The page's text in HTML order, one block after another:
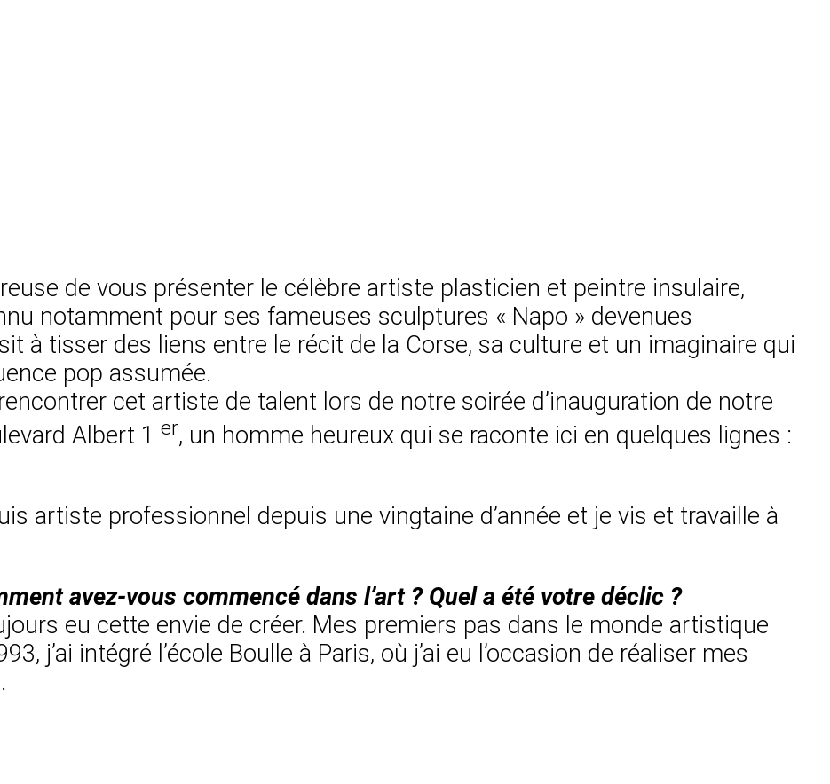
de vous présenter le célèbre artiste plasticien et peintre insulaire,
notamment pour ses fameuses sculptures « Napo » devenues
à tisser des liens entre le récit de la Corse, sa culture et un imaginaire qui
pop assumée.
cet artiste de talent lors de notre soirée d’inauguration de notre
Albert 1 er, un homme heureux qui se raconte ici en quelques lignes :
artiste professionnel depuis une vingtaine d’année et je vis et travaille à
avez-vous commencé dans l’art ? Quel a été votre déclic ?
eu cette envie de créer. Mes premiers pas dans le monde artistique
j’ai intégré l’école Boulle à Paris, où j’ai eu l’occasion de réaliser mes